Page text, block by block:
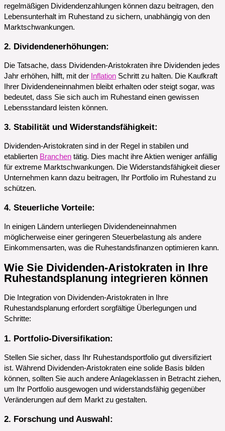
regelmäßigen Dividendenzahlungen können dazu beitragen, den
Lebensunterhalt im Ruhestand zu sichern, unabhängig von den
Marktschwankungen.
2. Dividendenerhöhungen:
Die Tatsache, dass Dividenden-Aristokraten ihre Dividenden jedes
Jahr erhöhen, hilft, mit der Inflation Schritt zu halten. Die Kaufkraft
Ihrer Dividendeneinnahmen bleibt erhalten oder steigt sogar, was
bedeutet, dass Sie sich auch im Ruhestand einen gewissen
Lebensstandard leisten können.
3. Stabilität und Widerstandsfähigkeit:
Dividenden-Aristokraten sind in der Regel in stabilen und
etablierten Branchen tätig. Dies macht ihre Aktien weniger anfällig
für extreme Marktschwankungen. Die Widerstandsfähigkeit dieser
Unternehmen kann dazu beitragen, Ihr Portfolio im Ruhestand zu
schützen.
4. Steuerliche Vorteile:
In einigen Ländern unterliegen Dividendeneinnahmen
möglicherweise einer geringeren Steuerbelastung als andere
Einkommensarten, was die Ruhestandsfinanzen optimieren kann.
Wie Sie Dividenden-Aristokraten in Ihre
Ruhestandsplanung integrieren können
Die Integration von Dividenden-Aristokraten in Ihre
Ruhestandsplanung erfordert sorgfältige Überlegungen und
Schritte:
1. Portfolio-Diversifikation:
Stellen Sie sicher, dass Ihr Ruhestandsportfolio gut diversifiziert
ist. Während Dividenden-Aristokraten eine solide Basis bilden
können, sollten Sie auch andere Anlageklassen in Betracht ziehen,
um Ihr Portfolio ausgewogen und widerstandsfähig gegenüber
Veränderungen auf dem Markt zu gestalten.
2. Forschung und Auswahl: